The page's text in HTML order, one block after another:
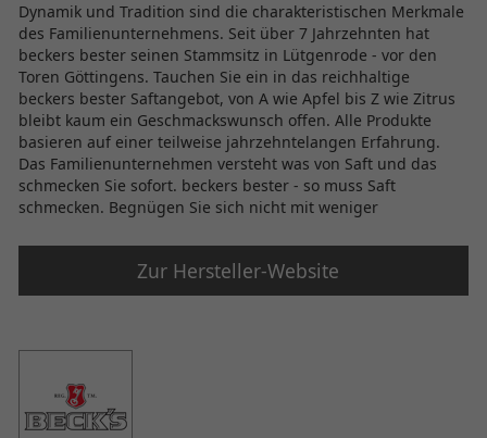
Dynamik und Tradition sind die charakteristischen Merkmale
des Familienunternehmens. Seit über 7 Jahrzehnten hat
beckers bester seinen Stammsitz in Lütgenrode - vor den
Toren Göttingens. Tauchen Sie ein in das reichhaltige
beckers bester Saftangebot, von A wie Apfel bis Z wie Zitrus
bleibt kaum ein Geschmackswunsch offen. Alle Produkte
basieren auf einer teilweise jahrzehntelangen Erfahrung.
Das Familienunternehmen versteht was von Saft und das
schmecken Sie sofort. beckers bester - so muss Saft
schmecken. Begnügen Sie sich nicht mit weniger
Zur Hersteller-Website